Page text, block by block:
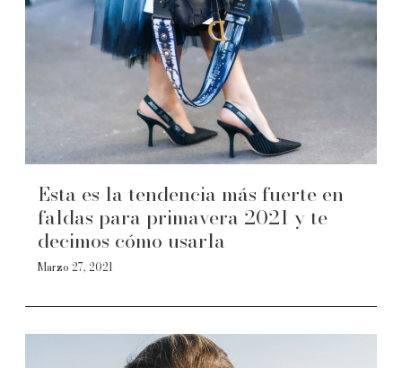
Esta es la tendencia más fuerte en
faldas para primavera 2021 y te
decimos cómo usarla
Marzo 27, 2021